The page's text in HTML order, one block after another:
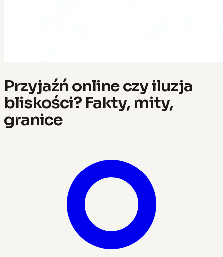
Przyjaźń online czy iluzja
bliskości? Fakty, mity,
granice